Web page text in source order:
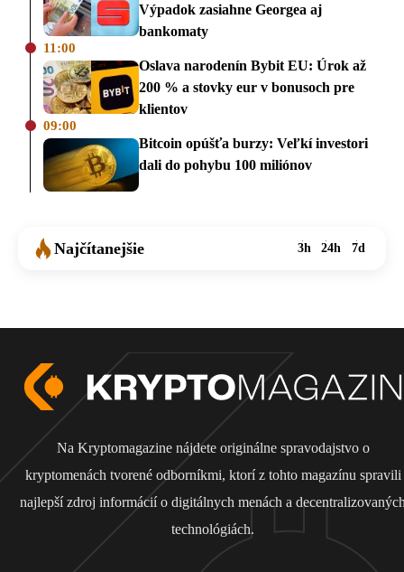
Výpadok zasiahne Georgea aj
bankomaty
11:00
Oslava narodenín Bybit EU: Úrok až
200 % a stovky eur v bonusoch pre
klientov
09:00
Bitcoin opúšťa burzy: Veľkí investori
dali do pohybu 100 miliónov
Najčítanejšie 3h 24h 7d
Na Kryptomagazine nájdete originálne spravodajstvo o
kryptomenách tvorené odborníkmi, ktorí z tohto magazínu spravili
najlepší zdroj informácií o digitálnych menách a
technológiách.